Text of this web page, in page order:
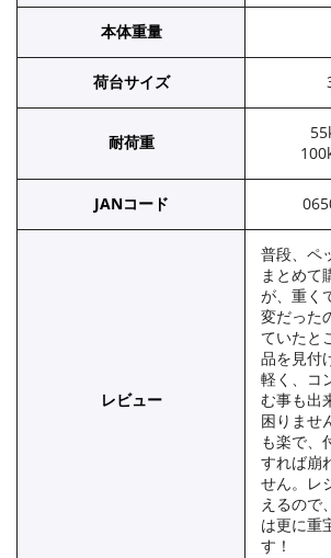
本体重量
荷台サイズ
耐荷重
JANコード
レビュー
普段、ペ
まとめて
が、重く
変だった
ていたと
品を見付
軽く、コ
む事も出
困りませ
も楽で、
すれば崩
せん。レ
えるので
は更に重
す！